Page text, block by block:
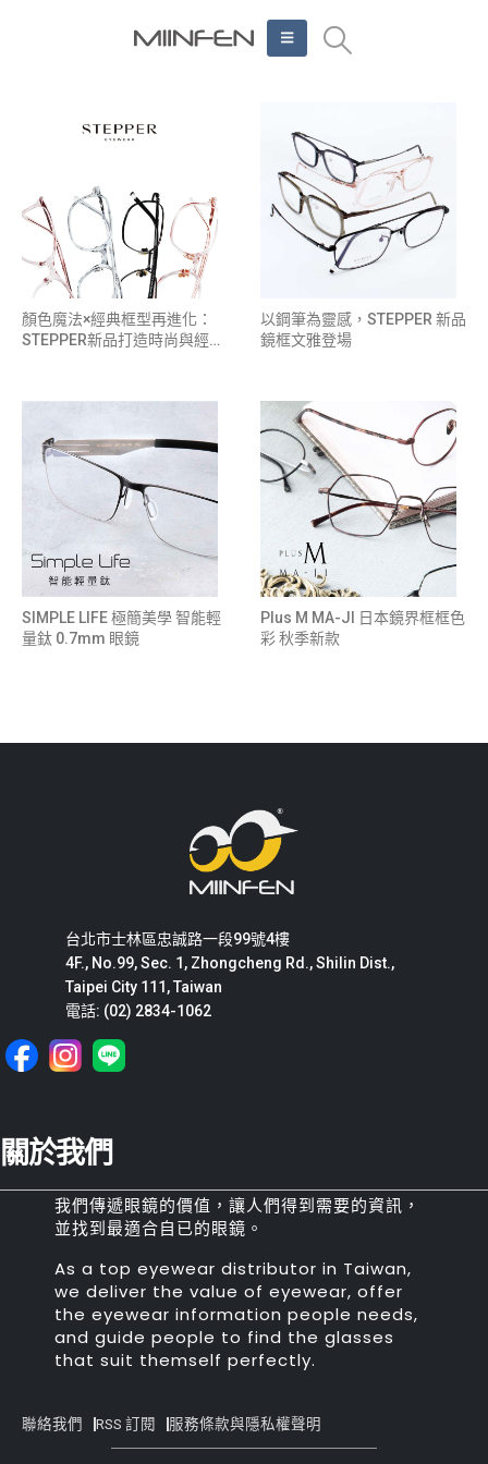
顏色魔法×經典框型再進化：
STEPPER新品打造時尚與經典
以鋼筆為靈感，STEPPER 新品
鏡框文雅登場
SIMPLE LIFE 極簡美學 智能輕
量鈦 0.7mm 眼鏡
Plus M MA-JI 日本鏡界框框色
彩 秋季新款
台北市士林區忠誠路一段99號4樓
4F., No.99, Sec. 1, Zhongcheng Rd., Shilin Dist.,
Taipei City 111, Taiwan
電話: (02) 2834-1062
關於我們
我們傳遞眼鏡的價值，讓人們得到需要的資訊，
並找到最適合自已的眼鏡。
As a top eyewear distributor in Taiwan,
we deliver the value of eyewear, offer
the eyewear information people needs,
and guide people to find the glasses
that suit themself perfectly.
聯絡我們 RSS 訂閱 服務條款與隱私權聲明